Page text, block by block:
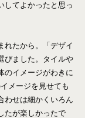
してよかったと思っ
れたから。「デザイ
びました。タイルや
のイメージがわきに
メージを見せても
わせは細かくいろん
たが楽しかったで